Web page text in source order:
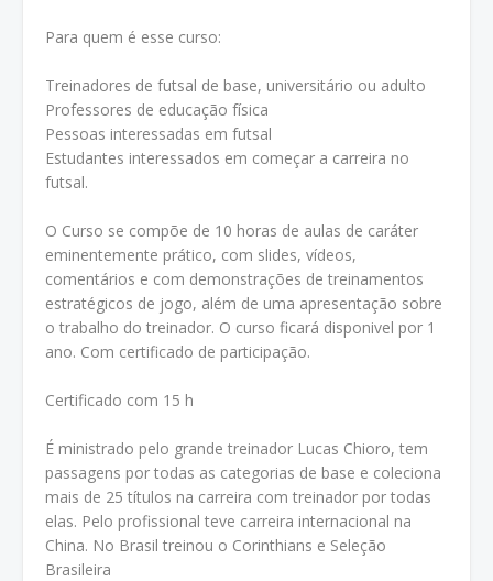
Para quem é esse curso:
Treinadores de futsal de base, universitário ou adulto
Professores de educação física
Pessoas interessadas em futsal
Estudantes interessados em começar a carreira no
futsal.
O Curso se compõe de 10 horas de aulas de caráter
eminentemente prático, com slides, vídeos,
comentários e com demonstrações de treinamentos
estratégicos de jogo, além de uma apresentação sobre
o trabalho do treinador. O curso ficará disponivel por 1
ano. Com certificado de participação.
Certificado com 15 h
É ministrado pelo grande treinador Lucas Chioro, tem
passagens por todas as categorias de base e coleciona
mais de 25 títulos na carreira com treinador por todas
elas. Pelo profissional teve carreira internacional na
China. No Brasil treinou o Corinthians e Seleção
Brasileira